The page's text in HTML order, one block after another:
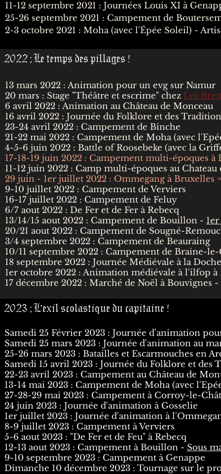
11-12 septembre 2021 : Journées Louis XI à
25-26 septembre 2021 : Campement de
2-3 octobre 2021 : Moha (avec l'Épée Soleil) -
2022 ; Le temps des pillages !
13 mars 2022 : Animation pour un evg sur Namur
20 mars : Stage "Théâtre et escrime" chez Les
6 avril 2022 : Animation au Château de Monceau
16 avril 2022 : Journée du Folklore et des
23-24 avril 2022 : Campement de Binche
21-22 mai 2022 : Campement de Moha (avec
4-5-6 juin 2022 : Battle of Roosebeke (avec la
17-18-19 juin 2022 : Campement multi-époques à
11-12 juin 2022 : Camp multi-époques au
29 juin - 1er juillet 2022 : Ommegang à Bruxelles
9-10 juillet 2022 : Campement de Verviers
16-17 juillet 2022 : Campement de Feluy
6/7 aout 2022 : De Fer et de Fer à Rebecq
13/14/15 aout 2022 : Campement de Bouillon -
20/21 aout 2022 : Campement de Sougné-
3/4 septembre 2022 : Campement de Beauraing
10/11 septembre 2022 : Campement de Braine-le-
18 septembre 2022 : Journée Médiévale à la
1er octobre 2022 : Animation médiévale à l'ilfop à
17 décembre 2022 : Marché de Noël à Bouvignes -
2023 ; L'exil scolastique du capitaine !
Samedi 25 Février 2023 : Journée d'animation
Samedi 25 mars 2023 : Journée d'animation au
25-26 mars 2023 : Batailles et Escarmouches en
Samedi 15 avril 2023 : Journée du Folklore et des
22-23 avril 2023 : Campement au Château de
13-14 mai 2023 : Campement de Moha (avec
27-28-29 mai 2023 : Campement à Corroy-le-
24 juin 2023 : Journée d'animation à Gosselie
1er juillet 2023 : Journée d'animation à
8-9 juillet 2023 : Campement à Verviers
5-6 aout 2023 : "De Fer et de Feu" à Rebecq
12-13 aout 2023 : Campement à Bouillon - Sous
9-10 septembre 2023 : Campement à Genappe
Dimanche 10 décembre 2023 : Tournage sur le